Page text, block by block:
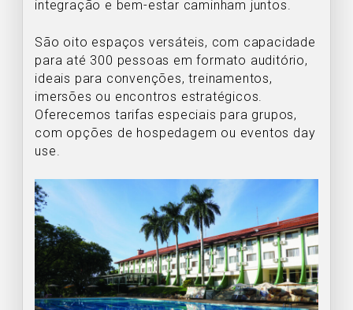
integração e bem-estar caminham juntos.
São oito espaços versáteis, com capacidade
para até 300 pessoas em formato auditório,
ideais para convenções, treinamentos,
imersões ou encontros estratégicos.
Oferecemos tarifas especiais para grupos,
com opções de hospedagem ou eventos day
use.